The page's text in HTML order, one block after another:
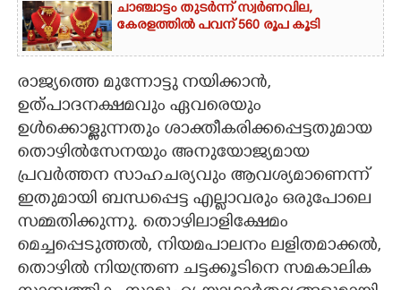
ചാഞ്ചാട്ടം തുടർന്ന് സ്വർണവില,
കേരളത്തിൽ പവന് 560 രൂപ കൂടി
രാജ്യത്തെ മുന്നോട്ടു നയിക്കാൻ,
ഉത്പാദനക്ഷമവും ഏവരെയും
ഉൾക്കൊള്ളുന്നതും ശാക്തീകരിക്കപ്പെട്ടതുമായ
തൊഴിൽസേനയും അനുയോജ്യമായ
പ്രവർത്തന സാഹചര്യവും ആവശ്യമാണെന്ന്
ഇതുമായി ബന്ധപ്പെട്ട എല്ലാവരും ഒരുപോലെ
സമ്മതിക്കുന്നു. തൊഴിലാളിക്ഷേമം
മെച്ചപ്പെടുത്തൽ, നിയമപാലനം ലളിതമാക്കൽ,
തൊഴിൽ നിയന്ത്രണ ചട്ടക്കൂടിനെ സമകാലിക